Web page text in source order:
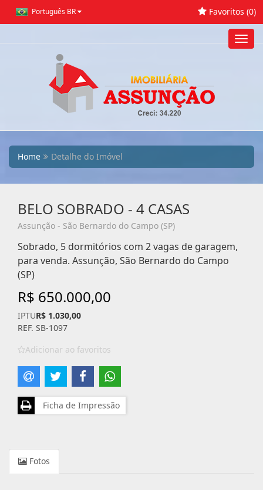
Português BR Favoritos (0)
Home Detalhe do Imóvel
BELO SOBRADO - 4 CASAS
Assunção - São Bernardo do Campo (SP)
Sobrado, 5 dormitórios com 2 vagas de garagem,
para venda. Assunção, São Bernardo do Campo
(SP)
R$ 650.000,00
IPTUR$ 1.030,00
REF. SB-1097
Adicionar ao favoritos
Ficha de Impressão
Fotos